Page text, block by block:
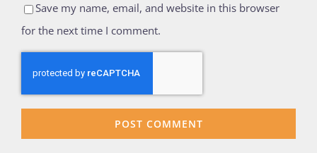
Save my name, email, and website in this browser
for the next time I comment.